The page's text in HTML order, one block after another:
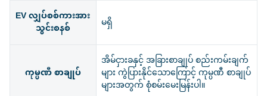
EV လျှပ်စစ်ကားအား
သွင်းစနစ် မရှိ
ကုမ္ပဏီ စာချုပ်
အိမ်ငှားခနှင့် အခြားစာချုပ် စည်းကမ်းချက်
များ ကွဲပြားနိုင်သောကြောင့် ကုမ္ပဏီ စာချုပ်
များအတွက် စုံစမ်းမေးမြန်းပါ။